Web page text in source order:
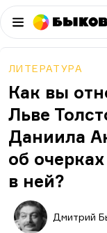
ЛИТЕРАТУРА
Как вы
Льве
Даниила
об
в ней?
Дмитрий